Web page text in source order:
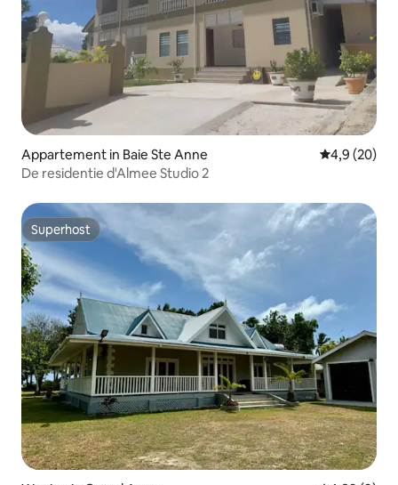
Appartement in Baie Ste Anne Gemiddelde
4,9 (20)
De residentie d'Almee Studio 2
Superhost
Superhost